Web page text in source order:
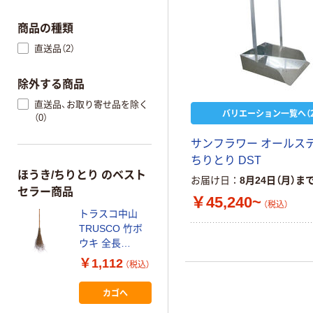
バリエーション一覧へ（2
サンフラワー オールス
ちりとり DST
お届け日 8月24日（月）ま
￥45,240~ （税込）
商品の種類
直送品（2）
除外する商品
直送品、お取り寄せ品を除く
（0）
ほうき/ちりとり のベスト
セラー商品
トラスコ中山
TRUSCO 竹ボ
ウキ 全長
1700mm TB-3 1
本 176-9715（直
送品）
￥1,112 （税込）
カゴへ